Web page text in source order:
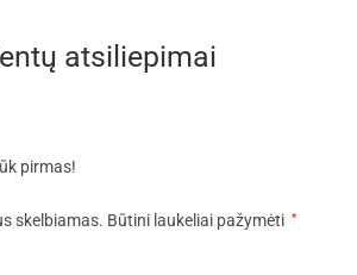
atsiliepimai
pirmas!
skelbiamas. Būtini laukeliai pažymėti *